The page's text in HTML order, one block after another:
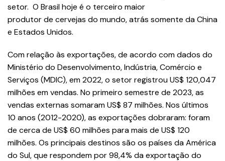
setor. O Brasil hoje é o terceiro maior
produtor de cervejas do mundo, atrás somente da China
e Estados Unidos.
Com relação às exportações, de acordo com dados do
Ministério do Desenvolvimento, Indústria, Comércio e
Serviços (MDIC), em 2022, o setor registrou US$ 120,047
milhões em vendas. No primeiro semestre de 2023, as
vendas externas somaram US$ 87 milhões. Nos últimos
10 anos (2012-2020), as exportações dobraram: foram
de cerca de US$ 60 milhões para mais de US$ 120
milhões. Os principais destinos são os países da América
do Sul, que respondem por 98,4% da exportação do